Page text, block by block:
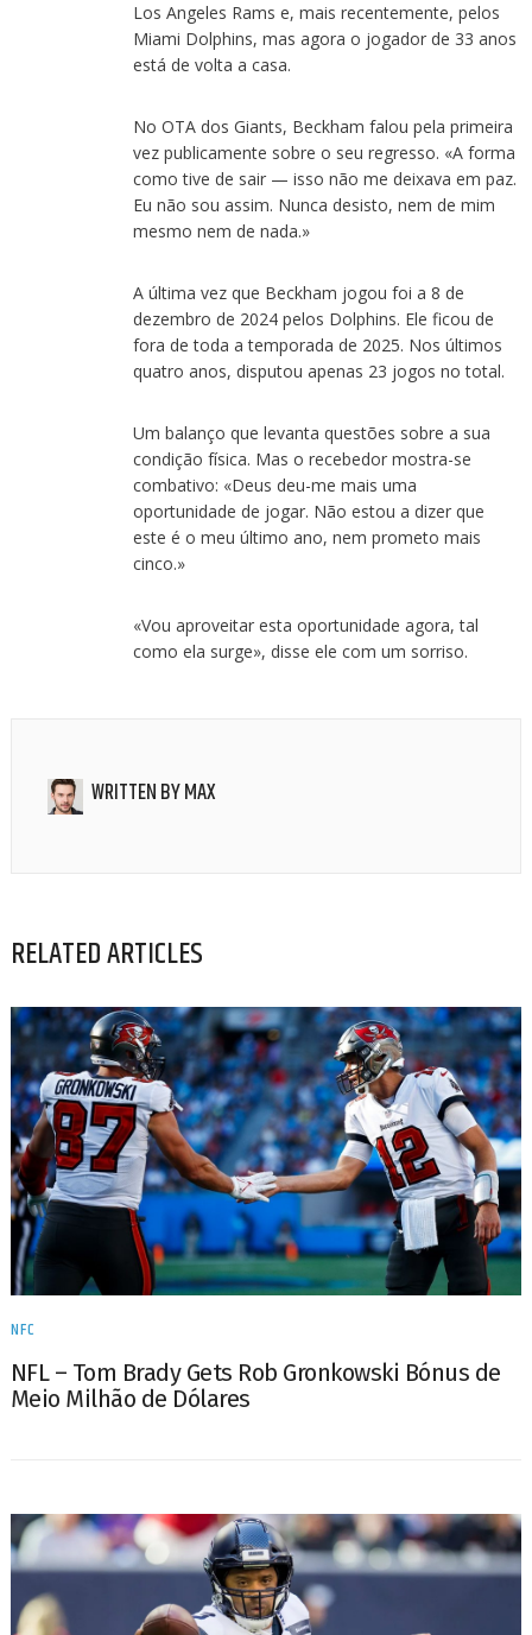
Los Angeles Rams e, mais recentemente, pelos
Miami Dolphins, mas agora o jogador de 33 anos
está de volta a casa.
No OTA dos Giants, Beckham falou pela primeira
vez publicamente sobre o seu regresso. «A forma
como tive de sair — isso não me deixava em paz.
Eu não sou assim. Nunca desisto, nem de mim
mesmo nem de nada.»
A última vez que Beckham jogou foi a 8 de
dezembro de 2024 pelos Dolphins. Ele ficou de
fora de toda a temporada de 2025. Nos últimos
quatro anos, disputou apenas 23 jogos no total.
Um balanço que levanta questões sobre a sua
condição física. Mas o recebedor mostra-se
combativo: «Deus deu-me mais uma
oportunidade de jogar. Não estou a dizer que
este é o meu último ano, nem prometo mais
cinco.»
«Vou aproveitar esta oportunidade agora, tal
como ela surge», disse ele com um sorriso.
WRITTEN BYMAX
RELATED ARTICLES
NFC
NFL – Tom Brady Gets Rob Gronkowski Bónus de
Meio Milhão de Dólares